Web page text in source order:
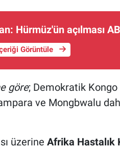
Hürmüz'ün açılması
Görüntüle
göre; Demokratik
ve Mongbwalu
üzerine Afrika Hastalık